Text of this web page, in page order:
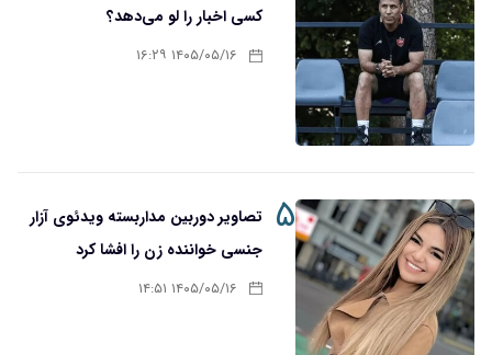
کسی اخبار را لو می‌دهد؟
۱۴۰۵/۰۵/۱۶ ۱۶:۲۹
۵
تصاویر دوربین مداربسته ویدئوی آزار
جنسی خواننده زن را افشا کرد
۱۴۰۵/۰۵/۱۶ ۱۴:۵۱